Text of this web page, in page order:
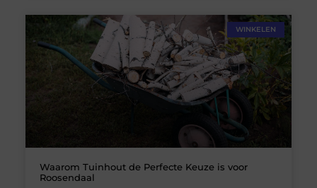
WINKELEN
Waarom Tuinhout de Perfecte Keuze is voor
Roosendaal